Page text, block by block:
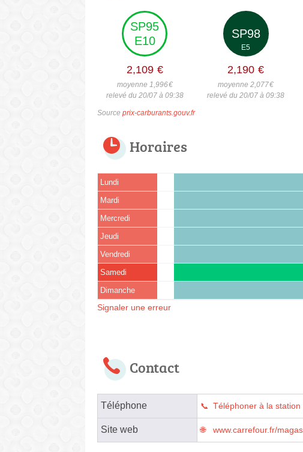
SP95
E10
2,109 €
moyenne 1,996€
relevé du 20/07 à 09:38
SP98
E5
2,190 €
moyenne 2,077€
relevé du 20/07 à 09:38
Source prix-carburants.gouv.fr
Horaires
Lundi
Mardi
Mercredi
Jeudi
Vendredi
Samedi
Dimanche
Signaler une erreur
Contact
Téléphone Téléphoner à la
Site web www.carrefour.fr/